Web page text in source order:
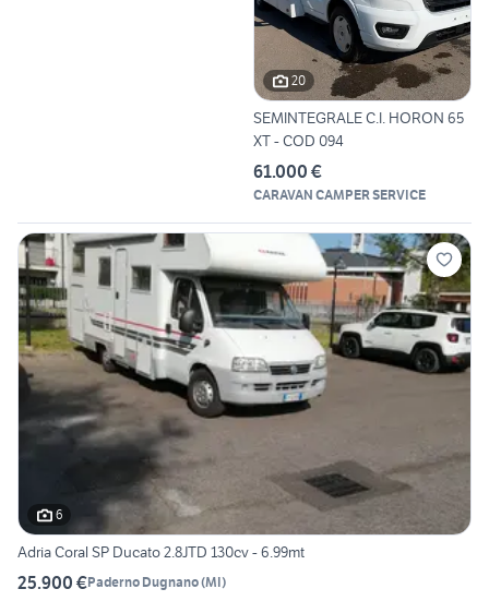
20
SEMINTEGRALE C.I. HORON 65
XT - COD 094
61.000 €
CARAVAN CAMPER SERVICE
6
Adria Coral SP Ducato 2.8JTD 130cv - 6.99mt
25.900 €Paderno Dugnano(MI)